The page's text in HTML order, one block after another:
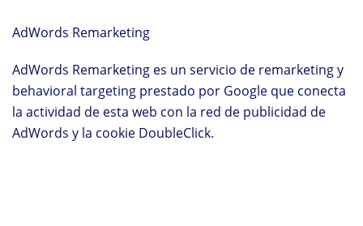
AdWords Remarketing
AdWords Remarketing es un servicio de remarketing y
behavioral targeting prestado por Google que conecta
la actividad de esta web con la red de publicidad de
AdWords y la cookie DoubleClick.